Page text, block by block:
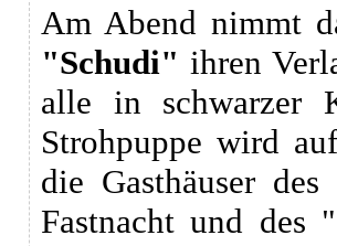
Am Abend nimmt
"Schudi" ihren
alle in schwarzer
Strohpuppe wird
die Gasthäuser
Fastnacht und des